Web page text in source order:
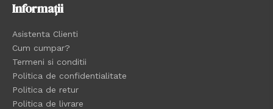
Informații
Asistenta Clienti
Cum cumpar?
Termeni si conditii
Politica de confidentialitate
Politica de retur
Politica de livrare